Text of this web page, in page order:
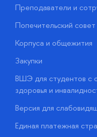
Преподаватели и
Попечительский совет
Корпуса и общежития
Закупки
ВШЭ для студентов с
здоровья и
Версия для
Единая платежная